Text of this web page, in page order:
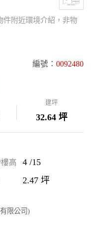
件附近環境介紹，非物
編號： 0092480
建坪
32.64 坪
高 4 /15
2.47 坪
限公司)